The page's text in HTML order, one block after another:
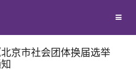
友会
京市社会团体换届选举